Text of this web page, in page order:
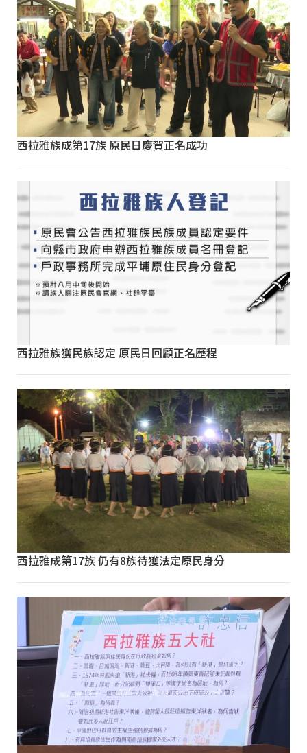
西拉雅族成第17族 原民日慶賀正名成功
西拉雅族獲民族認定 原民日回顧正名歷程
西拉雅成第17族 仍有8族待獲法定原民身分